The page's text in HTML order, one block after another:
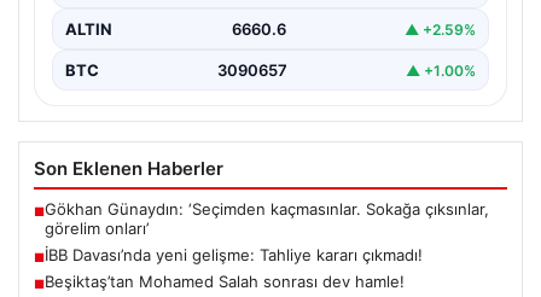
ALTIN 6660.6 ▲ +2.59%
BTC 3090657 ▲ +1.00%
Son Eklenen Haberler
■Gökhan Günaydın: ‘Seçimden kaçmasınlar. Sokağa çıksınlar,
görelim onları’
■İBB Davası’nda yeni gelişme: Tahliye kararı çıkmadı!
■Beşiktaş’tan Mohamed Salah sonrası dev hamle!